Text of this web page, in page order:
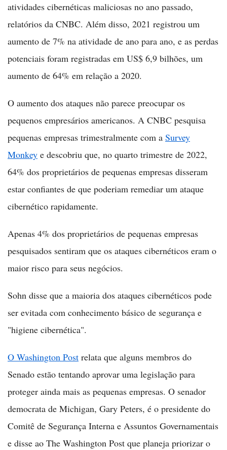
atividades cibernéticas maliciosas no ano passado,
relatórios da CNBC. Além disso, 2021 registrou um
aumento de 7% na atividade de ano para ano, e as perdas
potenciais foram registradas em US$ 6,9 bilhões, um
aumento de 64% em relação a 2020.
O aumento dos ataques não parece preocupar os
pequenos empresários americanos. A CNBC pesquisa
pequenas empresas trimestralmente com a Survey
Monkey e descobriu que, no quarto trimestre de 2022,
64% dos proprietários de pequenas empresas disseram
estar confiantes de que poderiam remediar um ataque
cibernético rapidamente.
Apenas 4% dos proprietários de pequenas empresas
pesquisados sentiram que os ataques cibernéticos eram o
maior risco para seus negócios.
Sohn disse que a maioria dos ataques cibernéticos pode
ser evitada com conhecimento básico de segurança e
"higiene cibernética".
O Washington Post relata que alguns membros do
Senado estão tentando aprovar uma legislação para
proteger ainda mais as pequenas empresas. O senador
democrata de Michigan, Gary Peters, é o presidente do
Comitê de Segurança Interna e Assuntos Governamentais
e disse ao The Washington Post que planeja priorizar o